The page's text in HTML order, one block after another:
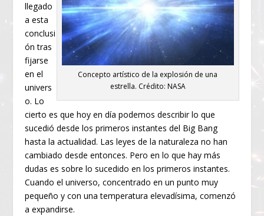
Concepto artístico de la explosión de una
estrella. Crédito: NASA
llegado
a esta
conclusi
ón tras
fijarse
en el
univers
o. Lo
cierto es que hoy en día podemos describir lo que
sucedió desde los primeros instantes del Big Bang
hasta la actualidad. Las leyes de la naturaleza no han
cambiado desde entonces. Pero en lo que hay más
dudas es sobre lo sucedido en los primeros instantes.
Cuando el universo, concentrado en un punto muy
pequeño y con una temperatura elevadísima, comenzó
a expandirse.